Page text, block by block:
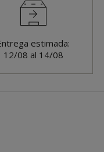
estimada:
12/08 al 14/08